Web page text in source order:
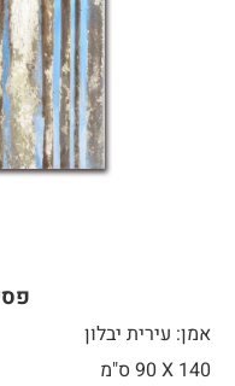
אמן: עירית יבלון
140 X